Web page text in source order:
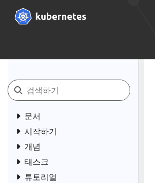
문서
시작하기
개념
태스크
튜토리얼